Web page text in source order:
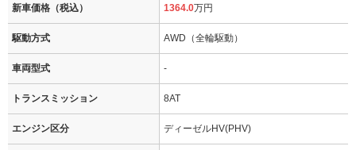
新車価格（税込） 1364.0万円
駆動方式 AWD（全輪駆動）
車両型式 -
トランスミッション 8AT
エンジン区分 ディーゼルHV(PHV)